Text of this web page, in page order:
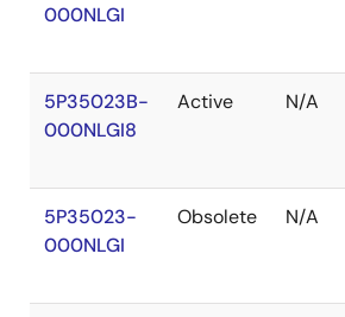
000NLGI
5P35023B-
000NLGI8
Active N/A
5P35023-
000NLGI
Obsolete N/A